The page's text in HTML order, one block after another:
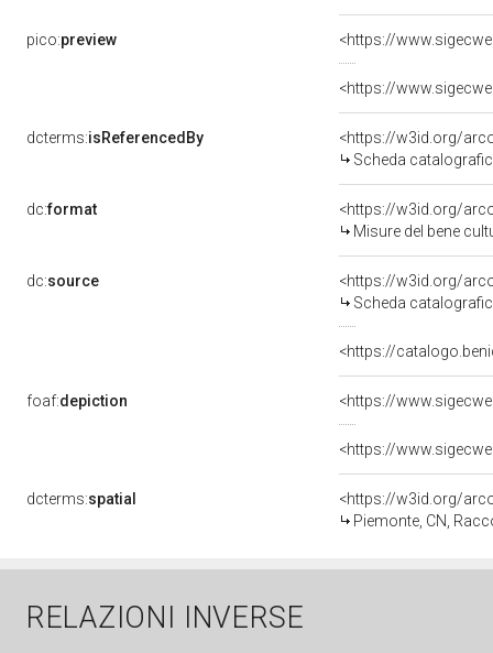
pico:preview
<https://
dcterms:isReferencedBy
<https://w3id.org/
Scheda
dc:format
<https://w3id.org/
Misure del bene
dc:source
<https://w3id.org/
Scheda
<https://
foaf:depiction
<https://
dcterms:spatial
<https://w3id.org/
Piemonte, CN,
RELAZIONI INVERSE